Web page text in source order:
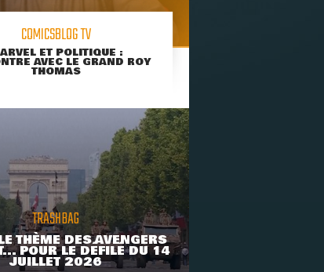
COMICSBLOG TV
ET POLITIQUE :
AVEC LE GRAND ROY
THOMAS
TRASHBAG
THÈME DES AVENGERS
POUR LE DÉFILÉ DU 14
JUILLET 2026